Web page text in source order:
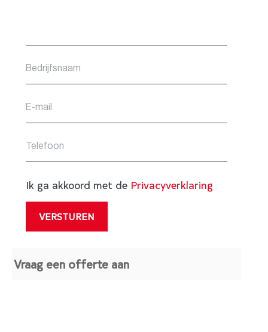
Ik ga akkoord met de Privacyverklaring
Vraag een offerte aan